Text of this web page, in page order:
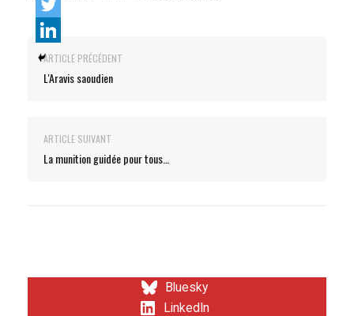
ARTICLE PRÉCÉDENT
L'Aravis saoudien
ARTICLE SUIVANT
La munition guidée pour tous…
Bluesky
LinkedIn